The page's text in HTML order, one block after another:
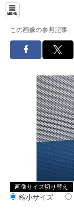
この画像の参照記事
画像サイズ切り替え
縮小サイズ